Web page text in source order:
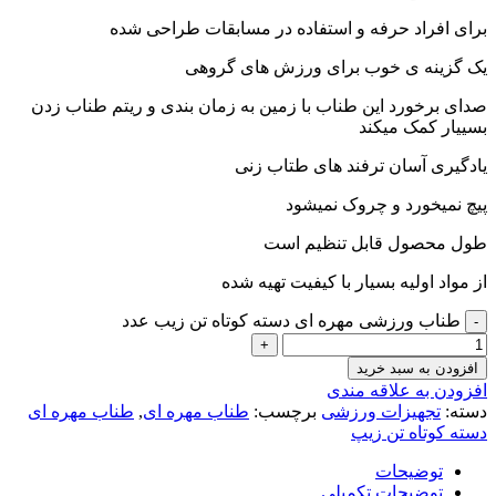
برای افراد حرفه و استفاده در مسابقات طراحی شده
یک گزینه ی خوب برای ورزش های گروهی
صدای برخورد این طناب با زمین به زمان بندی و ریتم طناب زدن
بسییار کمک میکند
یادگیری آسان ترفند های طتاب زنی
پیچ نمیخورد و چروک نمیشود
طول محصول قابل تنظیم است
از مواد اولیه بسیار با کیفیت تهیه شده
طناب ورزشی مهره ای دسته کوتاه تن زیب عدد
افزودن به سبد خرید
افزودن به علاقه مندی
دسته: تجهیزات ورزشی برچسب: طناب مهره ای, طناب مهره ای
دسته کوتاه تن زیپ
توضیحات
توضیحات تکمیلی